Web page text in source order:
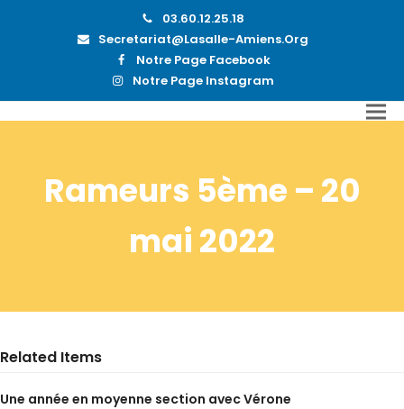
03.60.12.25.18
Secretariat@lasalle-Amiens.org
Notre Page Facebook
Notre Page Instagram
Rameurs 5ème – 20
mai 2022
Related Items
Une année en moyenne section avec Vérone